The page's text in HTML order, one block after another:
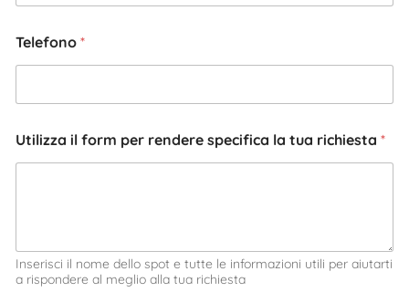
Telefono *
Utilizza il form per rendere specifica la tua richiesta *
Inserisci il nome dello spot e tutte le informazioni utili per aiutarti
a rispondere al meglio alla tua richiesta